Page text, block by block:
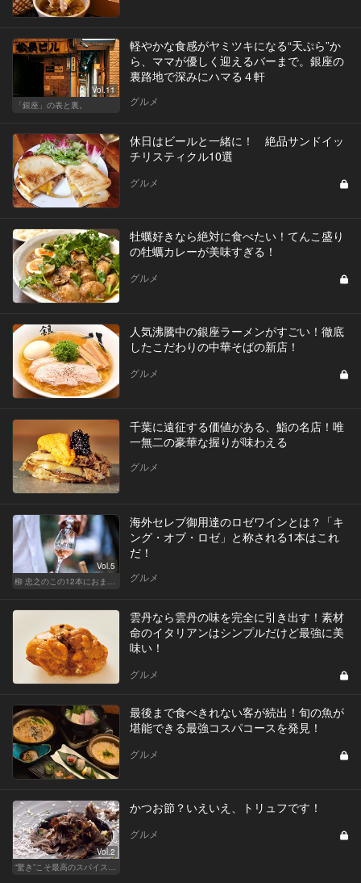
Vol.11
「銀座」の表と裏。
軽やかな食感がヤミツキになる“天ぷら”か
ら、ママが優しく迎えるバーまで。銀座の
裏路地で深みにハマる４軒
グルメ
休日はビールと一緒に！ 絶品サンドイッ
チリスティクル10選
グルメ
牡蠣好きなら絶対に食べたい！てんこ盛り
の牡蠣カレーが美味すぎる！
グルメ
人気沸騰中の銀座ラーメンがすごい！徹底
したこだわりの中華そばの新店！
グルメ
千葉に遠征する価値がある、鮨の名店！唯
一無二の豪華な握りが味わえる
グルメ
Vol.5
柳 忠之のこの12本におまかせ
海外セレブ御用達のロゼワインとは？「キ
ング・オブ・ロゼ」と称される1本はこれ
だ！
グルメ
雲丹なら雲丹の味を完全に引き出す！素材
命のイタリアンはシンプルだけど最強に美
味い！
グルメ
最後まで食べきれない客が続出！旬の魚が
堪能できる最強コスパコースを発見！
グルメ
Vol.2
“驚き”こそ最高のスパイス！ 「こんなの初めて❤」スぺシャリテ
かつお節？いえいえ、トリュフです！
グルメ